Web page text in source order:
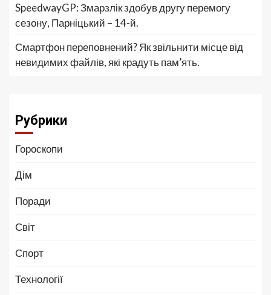
SpeedwayGP: Змарзлік здобув другу перемогу
сезону, Парніцький – 14-й.
Смартфон переповнений? Як звільнити місце від
невидимих файлів, які крадуть пам’ять.
Рубрики
Гороскопи
Дім
Поради
Світ
Спорт
Технології